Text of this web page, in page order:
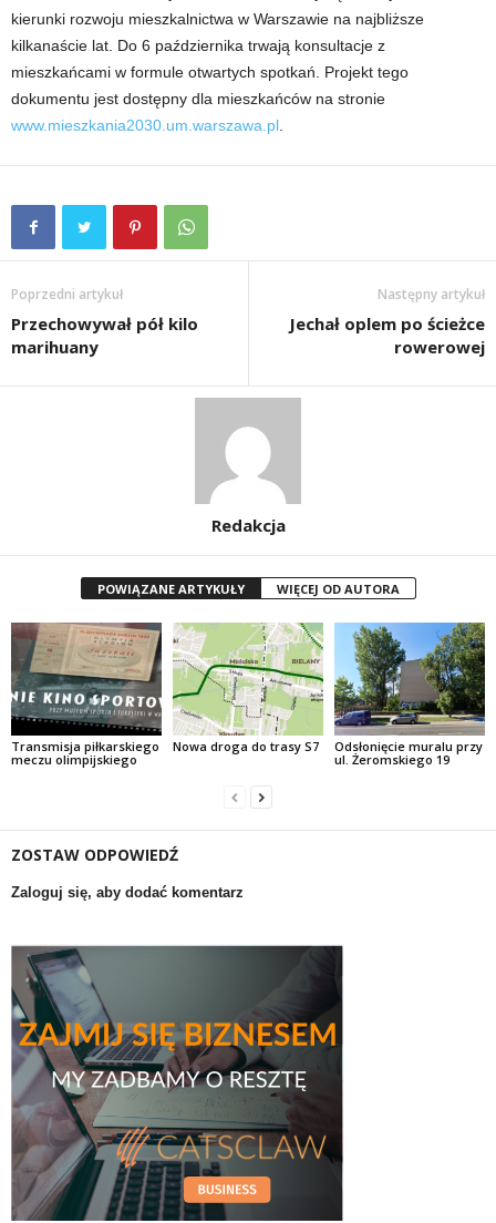
kierunki rozwoju mieszkalnictwa w Warszawie na najbliższe
kilkanaście lat. Do 6 października trwają konsultacje z
mieszkańcami w formule otwartych spotkań. Projekt tego
dokumentu jest dostępny dla mieszkańców na stronie
www.mieszkania2030.um.warszawa.pl.
Poprzedni artykuł
Przechowywał pół kilo
marihuany
Następny artykuł
Jechał oplem po ścieżce
rowerowej
Redakcja
POWIĄZANE ARTYKUŁY WIĘCEJ OD AUTORA
Transmisja piłkarskiego
meczu olimpijskiego
Nowa droga do trasy S7
Odsłonięcie muralu przy
ul. Żeromskiego 19
ZOSTAW ODPOWIEDŹ
Zaloguj się, aby dodać komentarz